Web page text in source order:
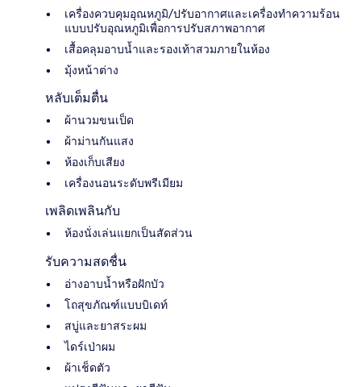
เครื่องควบคุมอุณหภูมิ/ปรับอากาศและเครื่องทำความร้อน
แบบปรับอุณหภูมิเพื่อการปรับสภาพอากาศ
เสื้อคลุมอาบน้ำและรองเท้าสวมภายในห้อง
มุ้งหน้าต่าง
หลับเต็มตื่น
ผ้านวมขนเป็ด
ผ้าม่านกันแสง
ห้องเก็บเสียง
เครื่องนอนระดับพรีเมียม
เพลิดเพลินกับ
ห้องนั่งเล่นแยกเป็นสัดส่วน
รับความสดชื่น
อ่างอาบน้ำหรือฝักบัว
โถสุขภัณฑ์แบบบิเดท์
สบู่และยาสระผม
ไดร์เป่าผม
ผ้าเช็ดตัว